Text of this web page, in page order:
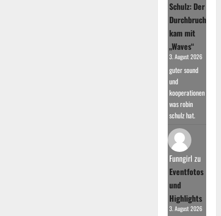
Schulz: Der
Durchbruch
kam mit
„Waves“
3. August 2026
guter sound
und
kooperationen
was robin
schulz hat.
Funngirl zu
Eventfotos
und
Highlights
3. August 2026